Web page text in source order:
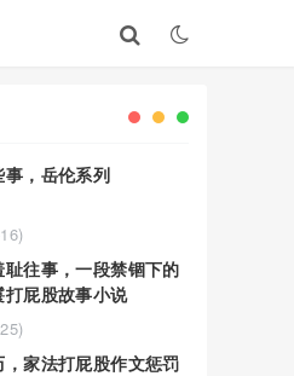
，岳伦系列
往事，一段禁锢下的
屁股故事小说
家法打屁股作文惩罚